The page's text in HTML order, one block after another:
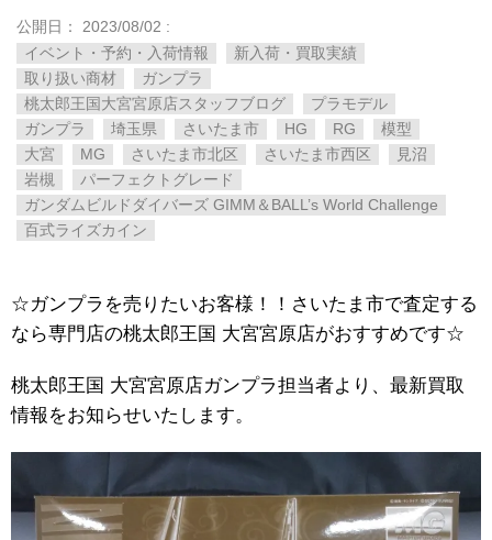
公開日： 2023/08/02 :
イベント・予約・入荷情報
新入荷・買取実績
取り扱い商材
ガンプラ
桃太郎王国大宮宮原店スタッフブログ
プラモデル
ガンプラ
埼玉県 さいたま市 HG RG
模型
大宮
MG さいたま市北区 さいたま市西区
見沼
岩槻
パーフェクトグレード
ガンダムビルドダイバーズ ​GIMM＆BALL’s ​World ​Challenge
百式ライズカイン
☆ガンプラを売りたいお客様！！さいたま市で査定する
なら専門店の桃太郎王国 大宮宮原店がおすすめです☆
桃太郎王国 大宮宮原店ガンプラ担当者より、最新買取
情報をお知らせいたします。